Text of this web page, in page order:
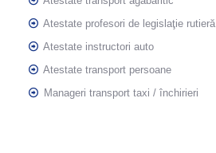
Atestate profesori de legislaţie rutieră
Atestate instructori auto
Atestate transport persoane
Manageri transport taxi / închirieri